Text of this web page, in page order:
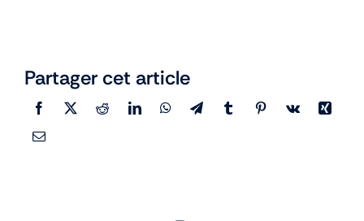
Partager cet article